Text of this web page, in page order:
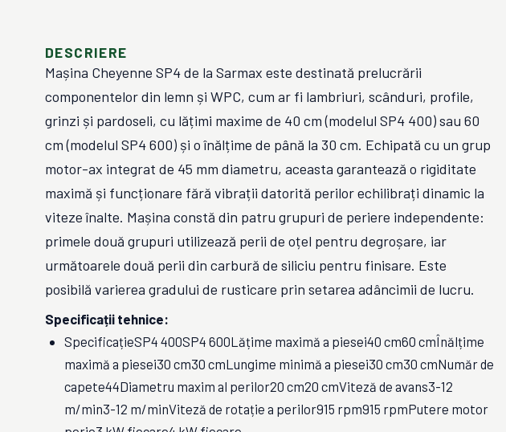
DESCRIERE
Mașina Cheyenne SP4 de la Sarmax este destinată prelucrării
componentelor din lemn și WPC, cum ar fi lambriuri, scânduri, profile,
grinzi și pardoseli, cu lățimi maxime de 40 cm (modelul SP4 400) sau 60
cm (modelul SP4 600) și o înălțime de până la 30 cm. Echipată cu un grup
motor-ax integrat de 45 mm diametru, aceasta garantează o rigiditate
maximă și funcționare fără vibrații datorită perilor echilibrați dinamic la
viteze înalte. Mașina constă din patru grupuri de periere independente:
primele două grupuri utilizează perii de oțel pentru degroșare, iar
următoarele două perii din carbură de siliciu pentru finisare. Este
posibilă varierea gradului de rusticare prin setarea adâncimii de lucru.
Specificații tehnice:
SpecificațieSP4 400SP4 600Lățime maximă a piesei40 cm60 cmÎnălțime
maximă a piesei30 cm30 cmLungime minimă a piesei30 cm30 cmNumăr de
capete44Diametru maxim al perilor20 cm20 cmViteză de avans3-12
m/min3-12 m/minViteză de rotație a perilor915 rpm915 rpmPutere motor